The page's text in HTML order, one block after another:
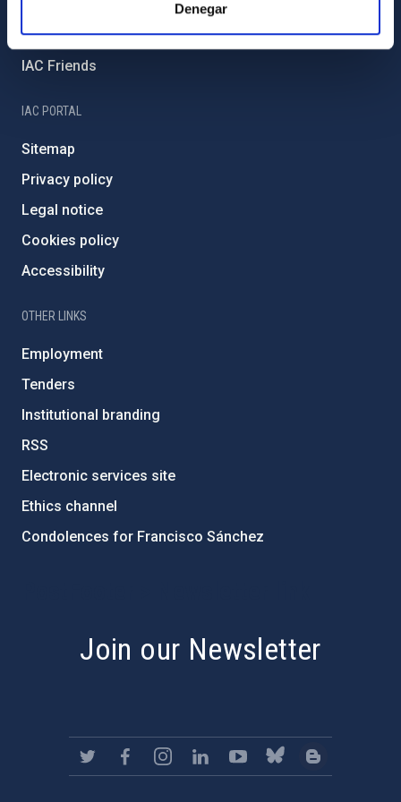
Denegar
Severo Ochoa Programme
IAC Friends
IAC PORTAL
Sitemap
Privacy policy
Legal notice
Cookies policy
Accessibility
OTHER LINKS
Employment
Tenders
Institutional branding
RSS
Electronic services site
Ethics channel
Condolences for Francisco Sánchez
Join our Newsletter